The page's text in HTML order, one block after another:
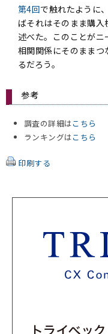
第4回で触れたように
ばそれはそのまま購
述べた。このことが
相関関係にそのまま
るだろう。
参考
調査の詳細はこちら
ランキングはこちら
印刷する